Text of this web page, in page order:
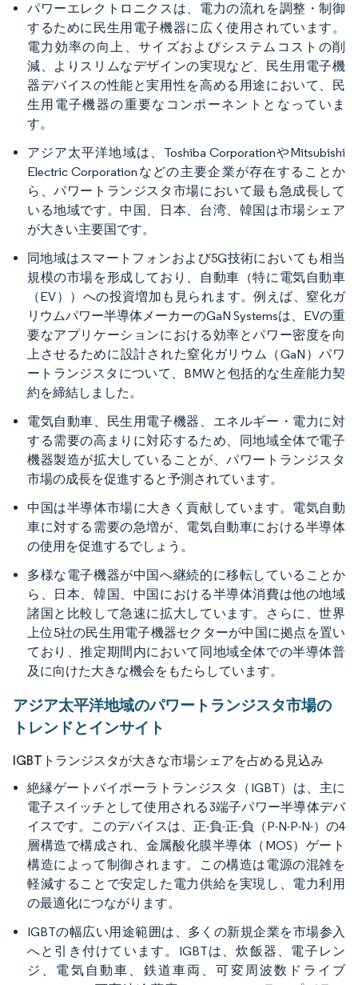
パワーエレクトロニクスは、電力の流れを調整・制御
するために民生用電子機器に広く使用されています。
電力効率の向上、サイズおよびシステムコストの削
減、よりスリムなデザインの実現など、民生用電子機
器デバイスの性能と実用性を高める用途において、民
生用電子機器の重要なコンポーネントとなっていま
す。
アジア太平洋地域は、Toshiba CorporationやMitsubishi
Electric Corporationなどの主要企業が存在することか
ら、パワートランジスタ市場において最も急成長して
いる地域です。中国、日本、台湾、韓国は市場シェア
が大きい主要国です。
同地域はスマートフォンおよび5G技術においても相当
規模の市場を形成しており、自動車（特に電気自動車
（EV））への投資増加も見られます。例えば、窒化ガ
リウムパワー半導体メーカーのGaN Systemsは、EVの重
要なアプリケーションにおける効率とパワー密度を向
上させるために設計された窒化ガリウム（GaN）パワ
ートランジスタについて、BMWと包括的な生産能力契
約を締結しました。
電気自動車、民生用電子機器、エネルギー・電力に対
する需要の高まりに対応するため、同地域全体で電子
機器製造が拡大していることが、パワートランジスタ
市場の成長を促進すると予測されています。
中国は半導体市場に大きく貢献しています。電気自動
車に対する需要の急増が、電気自動車における半導体
の使用を促進するでしょう。
多様な電子機器が中国へ継続的に移転していることか
ら、日本、韓国、中国における半導体消費は他の地域
諸国と比較して急速に拡大しています。さらに、世界
上位5社の民生用電子機器セクターが中国に拠点を置い
ており、推定期間内において同地域全体での半導体普
及に向けた大きな機会をもたらしています。
アジア太平洋地域のパワートランジスタ市場の
トレンドとインサイト
IGBTトランジスタが大きな市場シェアを占める見込み
絶縁ゲートバイポーラトランジスタ（IGBT）は、主に
電子スイッチとして使用される3端子パワー半導体デバ
イスです。このデバイスは、正-負-正-負（P-N-P-N-）の4
層構造で構成され、金属酸化膜半導体（MOS）ゲート
構造によって制御されます。この構造は電源の混雑を
軽減することで安定した電力供給を実現し、電力利用
の最適化につながります。
IGBTの幅広い用途範囲は、多くの新規企業を市場参入
へと引き付けています。IGBTは、炊飯器、電子レン
ジ、電気自動車、鉄道車両、可変周波数ドライブ